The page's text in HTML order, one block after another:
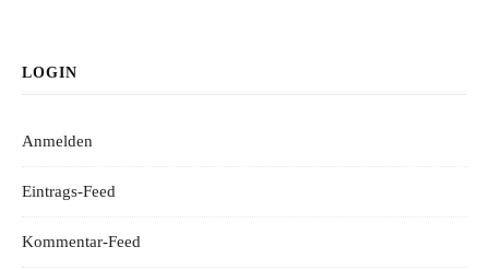
LOGIN
Anmelden
Eintrags-Feed
Kommentar-Feed